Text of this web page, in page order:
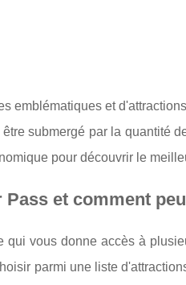
emblématiques et
submergé par la quantité
pour découvrir le
Pass et comment
qui vous donne accès à
parmi une liste